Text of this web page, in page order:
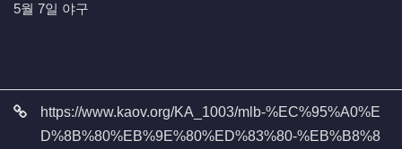
5월 7일 야구
관련자료https://www.kaov.org/KA_1003/mlb-%EC%95%A0%E
D%8B%80%EB%9E%80%ED%83%80-%EB%B8%8